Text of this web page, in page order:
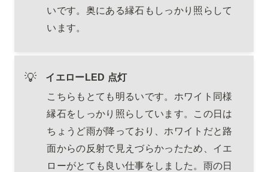
いです。奥にある縁石もしっかり照らして
います。
💡
イエローLED 点灯
こちらもとても明るいです。ホワイト同様
縁石をしっかり照らしています。この日は
ちょうど雨が降っており、ホワイトだと路
面からの反射で見えづらかったため、イエ
ローがとても良い仕事をしました。雨の日